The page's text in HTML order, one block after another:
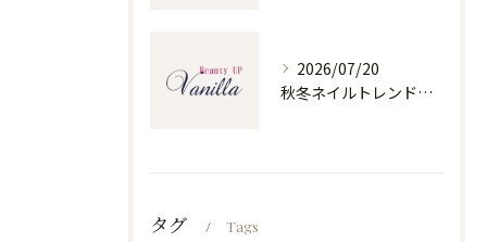
2026/07/20
秋冬ネイルトレンドで人気ネイルを大人上品に楽しむ旬デザイン実践ガイド
タグ Tags